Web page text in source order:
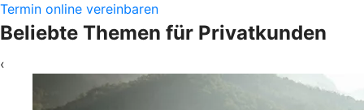
Termin online vereinbaren
Beliebte Themen für Privatkunden
‹